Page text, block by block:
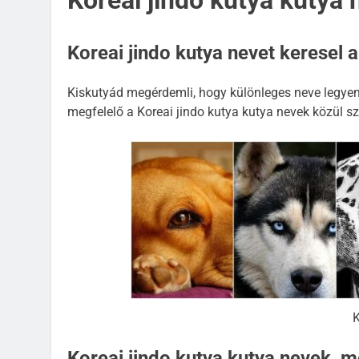
Koreai jindo kutya nevet keresel
Kiskutyád megérdemli, hogy különleges neve
megfelelő a Koreai jindo kutya kutya nevek közül
KUTYA NEVEK KUTYA NEVEK
Spanyol kutya nevek